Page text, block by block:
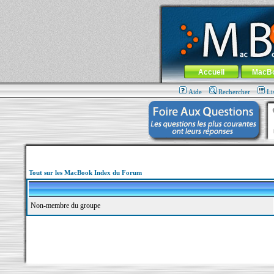
MacBook-fr.com : 100% Apple... 100%
Aller au contenu-Aller au menu
Menu général
Accueil
Aide Rechercher
Tout sur les MacBook Index du Forum
Non-membre du groupe